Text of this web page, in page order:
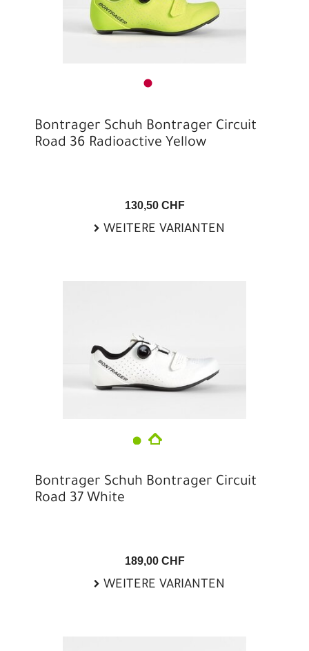
Bontrager Schuh Bontrager Circuit
Road 36 Radioactive Yellow
130,50 CHF
WEITERE VARIANTEN
Bontrager Schuh Bontrager Circuit
Road 37 White
189,00 CHF
WEITERE VARIANTEN